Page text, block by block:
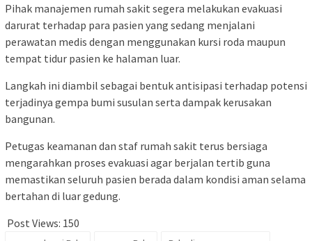
Pihak manajemen rumah sakit segera melakukan evakuasi
darurat terhadap para pasien yang sedang menjalani
perawatan medis dengan menggunakan kursi roda maupun
tempat tidur pasien ke halaman luar.
Langkah ini diambil sebagai bentuk antisipasi terhadap potensi
terjadinya gempa bumi susulan serta dampak kerusakan
bangunan.
Petugas keamanan dan staf rumah sakit terus bersiaga
mengarahkan proses evakuasi agar berjalan tertib guna
memastikan seluruh pasien berada dalam kondisi aman selama
bertahan di luar gedung.
Post Views: 150